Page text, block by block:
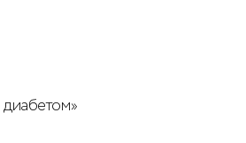
диабетом»